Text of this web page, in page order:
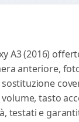
A3 (2016)
anteriore,
tasto
testati e